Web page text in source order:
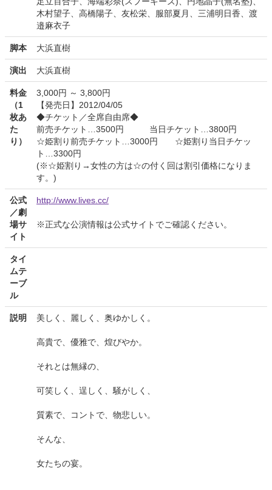
木村望子、高橋陽子、友松栄、服部夏月、三浦明日香、渡
邉麻衣子
脚本 大浜直樹
演出 大浜直樹
料金
（1
枚あ
た
り）
3,000円 ～ 3,800円
【発売日】2012/04/05
◆チケット／全席自由席◆
前売チケット…3500円 当日チケット…3800円
☆姫割り前売チケット…3000円 ☆姫割り当日チケッ
ト…3300円
(※☆姫割り→女性の方は☆の付く回は割引価格になりま
す。)
公式
／劇
場サ
イト
http://www.lives.cc/
※正式な公演情報は公式サイトでご確認ください。
タイ
ムテ
ーブ
ル
説明 美しく、麗しく、奥ゆかしく。
高貴で、優雅で、煌びやか。
それとは無縁の、
可笑しく、逞しく、騒がしく、
質素で、コントで、物悲しい。
そんな、
女たちの宴。